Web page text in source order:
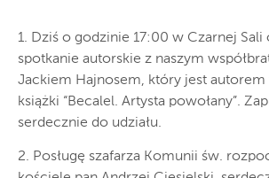
1. Dziś o godzinie 17:00 w Czarnej Sali
spotkanie autorskie z naszym
Jackiem Hajnosem, który jest autorem
książki “Becalel. Artysta powołany”.
serdecznie do udziału.
2. Posługę szafarza Komunii św.